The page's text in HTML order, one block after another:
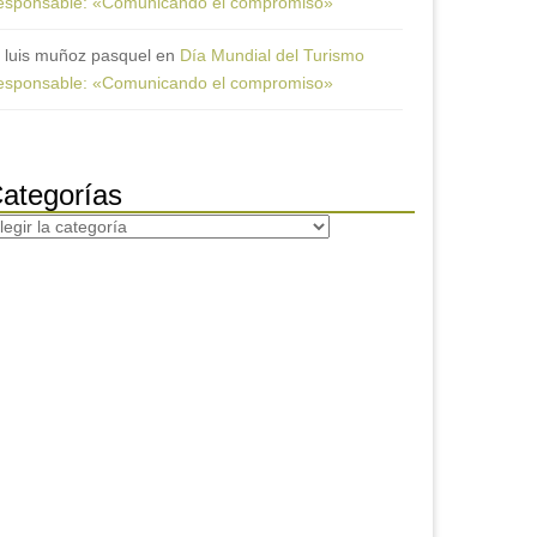
luis muñoz pasquel en Día Mundial del Turismo
«Comunicando el compromiso»